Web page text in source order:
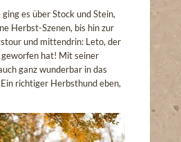
es über Stock und Stein,
Herbst-Szenen, bis hin zur
und mittendrin: Leto, der
geworfen hat! Mit seiner
ganz wunderbar in das
richtiger Herbsthund eben,